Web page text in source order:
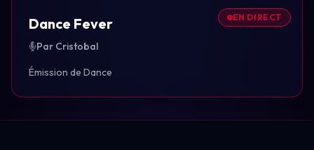
EN DIRECT
Dance Fever
Par Cristobal
Émission de Dance